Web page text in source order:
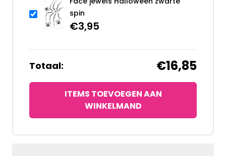
spin
€3,95
Totaal: €16,85
ITEMS TOEVOEGEN AAN
WINKELMAND